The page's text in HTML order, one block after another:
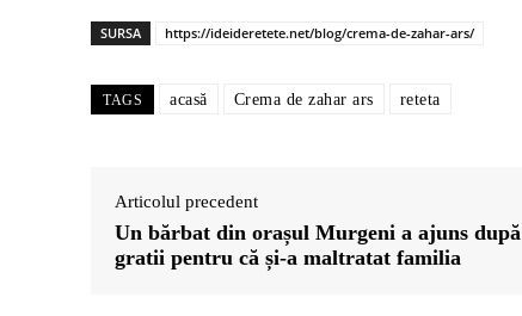
SURSA https://ideideretete.net/blog/crema-de-zahar-ars/
TAGS acasă Crema de zahar ars reteta
Articolul precedent
Un bărbat din orașul Murgeni a ajuns după
gratii pentru că și-a maltratat familia